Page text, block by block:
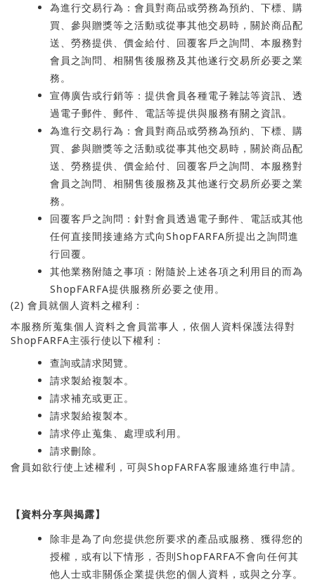
為進行交易行為：會員對商品或勞務為預約、下標、購
買、參與贈獎等之活動或從事其他交易時，關於商品配
送、勞務提供、價金給付、回覆客戶之詢問、本服務對
會員之詢問、相關售後服務及其他遂行交易所必要之業
務。
宣傳廣告或行銷等：提供會員各種電子雜誌等資訊、透
過電子郵件、郵件、電話等提供與服務有關之資訊。
為進行交易行為：會員對商品或勞務為預約、下標、購
買、參與贈獎等之活動或從事其他交易時，關於商品配
送、勞務提供、價金給付、回覆客戶之詢問、本服務對
會員之詢問、相關售後服務及其他遂行交易所必要之業
務。
回覆客戶之詢問：針對會員透過電子郵件、電話或其他
任何直接間接連絡方式向ShopFARFA所提出之詢問進
行回覆。
其他業務附隨之事項：附隨於上述各項之利用目的而為
ShopFARFA提供服務所必要之使用。
(2) 會員就個人資料之權利：
本服務所蒐集個人資料之會員當事人，依個人資料保護法得對
ShopFARFA主張行使以下權利：
查詢或請求閱覽。
請求製給複製本。
請求補充或更正。
請求製給複製本。
請求停止蒐集、處理或利用。
請求刪除。
會員如欲行使上述權利，可與ShopFARFA客服連絡進行申請。
【資料分享與揭露】
除非是為了向您提供您所要求的產品或服務、獲得您的
授權，或有以下情形，否則ShopFARFA不會向任何其
他人士或非關係企業提供您的個人資料，或與之分享。